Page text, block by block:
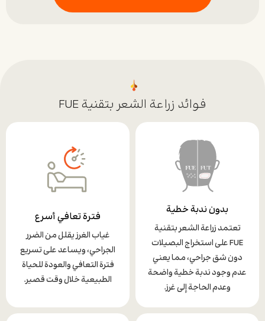
فوائد زراعة الشعر بتقنية FUE
بدون ندبة خطية
تعتمد زراعة الشعر بتقنية
FUE على استخراج البصيلات
دون شق جراحي، مما يعني
عدم وجود ندبة خطية واضحة
وعدم الحاجة إلى غرز.
فترة تعافي أسرع
غياب الغرز يقلل من الضرر
الجراحي، ويساعد على تسريع
فترة التعافي والعودة للحياة
الطبيعية خلال وقت قصير.